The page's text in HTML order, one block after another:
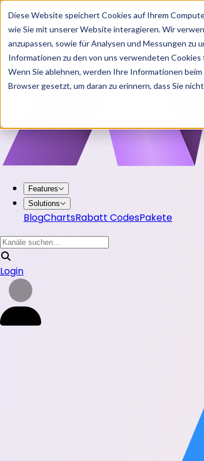
Diese Website speichert Cookies auf Ihrem
wie Sie mit unserer Website interagieren. Wir
anzupassen, sowie für Analysen und Messungen
Informationen zu den von uns verwendeten
Wenn Sie ablehnen, werden Ihre Informationen
Browser gesetzt, um daran zu erinnern, dass Sie
Features
Solutions
BlogChartsRabatt CodesPakete
Login